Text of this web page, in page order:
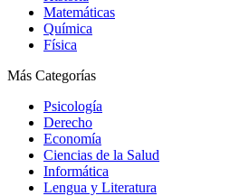
Matemáticas
Química
Física
Más Categorías
Psicología
Derecho
Economía
Ciencias de la Salud
Informática
Lengua y Literatura